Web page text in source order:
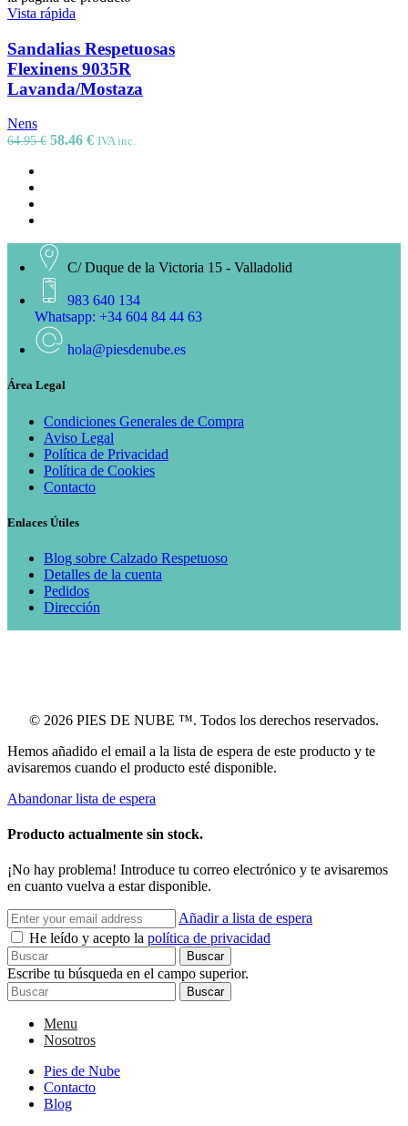
Vista rápida
Sandalias Respetuosas
Flexinens 9035R
Lavanda/Mostaza
Nens
64.95€ 58.46 € IVA inc.
C/ Duque de la Victoria 15 - Valladolid
983 640 134
Whatsapp: +34 604 84 44 63
hola@piesdenube.es
Área Legal
Condiciones Generales de Compra
Aviso Legal
Política de Privacidad
Política de Cookies
Contacto
Enlaces Útiles
Blog sobre Calzado Respetuoso
Detalles de la cuenta
Pedidos
Dirección
© 2026 PIES DE NUBE ™. Todos los derechos reservados.
Hemos añadido el email a la lista de espera de este producto y te
avisaremos cuando el producto esté disponible.
Abandonar lista de espera
Producto actualmente sin stock.
¡No hay problema! Introduce tu correo electrónico y te avisaremos
en cuanto vuelva a estar disponible.
Añadir a lista de espera
He leído y acepto la política de privacidad
Buscar
Escribe tu búsqueda en el campo superior.
Buscar
Menu
Nosotros
Pies de Nube
Contacto
Blog